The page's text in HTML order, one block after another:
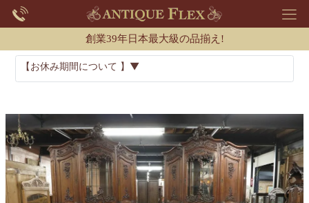
創業39年日本最大級の品揃え!
【お休み期間について 】▼